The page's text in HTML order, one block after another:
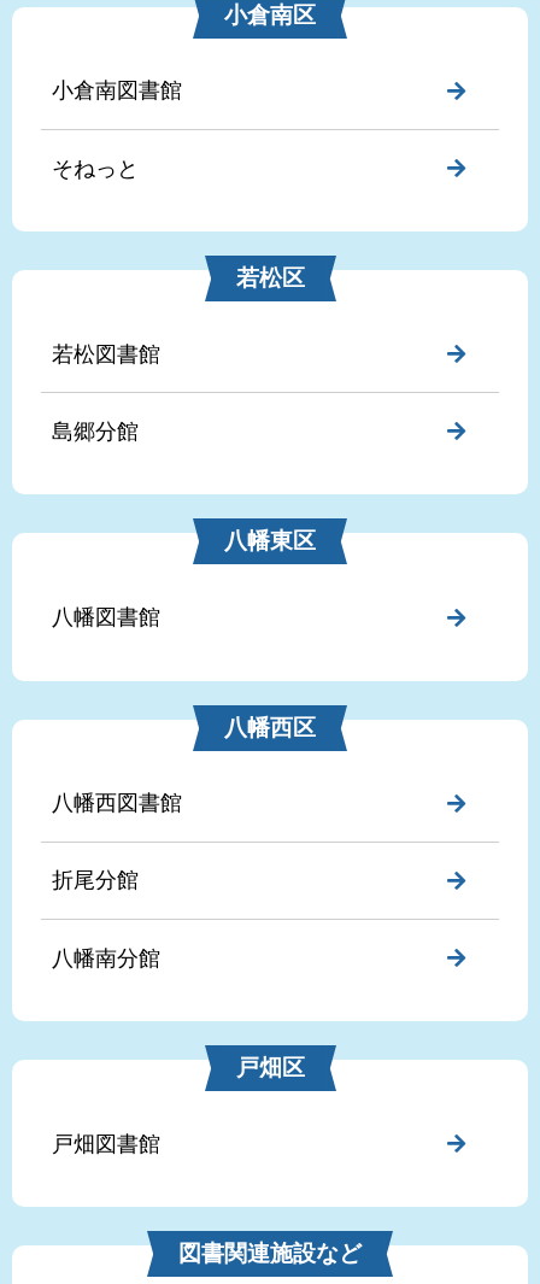
小倉南区
小倉南図書館
そねっと
若松区
若松図書館
島郷分館
八幡東区
八幡図書館
八幡西区
八幡西図書館
折尾分館
八幡南分館
戸畑区
戸畑図書館
図書関連施設など